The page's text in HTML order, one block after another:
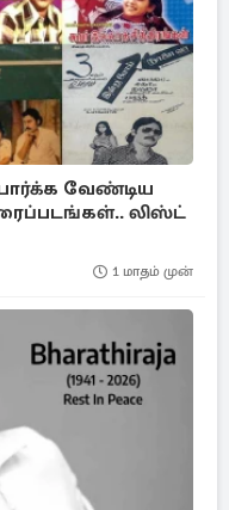
வேண்டிய
லிஸ்ட்
1 மாதம் முன்